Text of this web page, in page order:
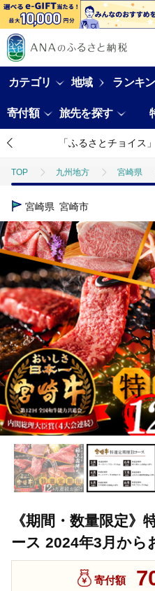
カテゴリ 地域 ランキ
寄付額 旅先を探す
「ふるさとチョイス
TOP 九州地方 宮崎県
TOP
TOP 肉 牛肉 《
TOP 肉 牛肉 宮
TOP 肉 牛肉 ス
TOP 肉 牛肉 すき
宮崎県 宮崎市
《期間・数量限定》
ース 2024年3月から
寄付額